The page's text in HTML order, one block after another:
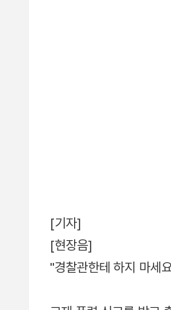
[기자]
[현장음]
"경찰관한테 하지 마세